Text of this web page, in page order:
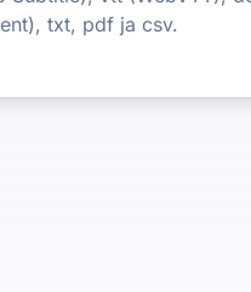
txt, pdf ja csv.